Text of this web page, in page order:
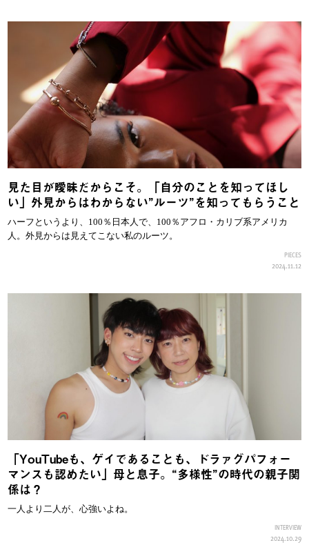
見た目が曖昧だからこそ。「自分のことを知ってほし
い」外見からはわからない”ルーツ”を知ってもらうこと
ハーフというより、100％日本人で、100％アフロ・カリブ系アメリカ
人。外見からは見えてこない私のルーツ。
PIECES
2024.11.12
「YouTubeも、ゲイであることも、ドラァグパフォー
マンスも認めたい」母と息子。“多様性”の時代の親子関
係は？
一人より二人が、心強いよね。
INTERVIEW
2024.10.29